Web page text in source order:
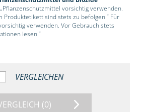
vorsichtig verwenden.
Produktetikett sind stets zu befolgen.“ Für
verwenden. Vor Gebrauch stets
lesen.“
VERGLEICHEN
(0)